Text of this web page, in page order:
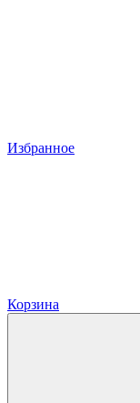
Избранное
Корзина